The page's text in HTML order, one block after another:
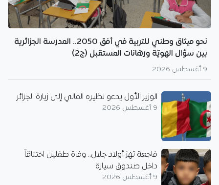
نحو ميثاق وطني للتربية في أفق 2050.. المدرسة الجزائرية
بين سؤال الهويّة ورهانات المستقبل (ج2)
9 أغسطس 2026
الوزير الأول يدعو نظيره المالي إلى زيارة الجزائر
9 أغسطس 2026
فاجعة تهز أولاد جلال.. وفاة طفلين اختناقاً
داخل صندوق سيارة
9 أغسطس 2026